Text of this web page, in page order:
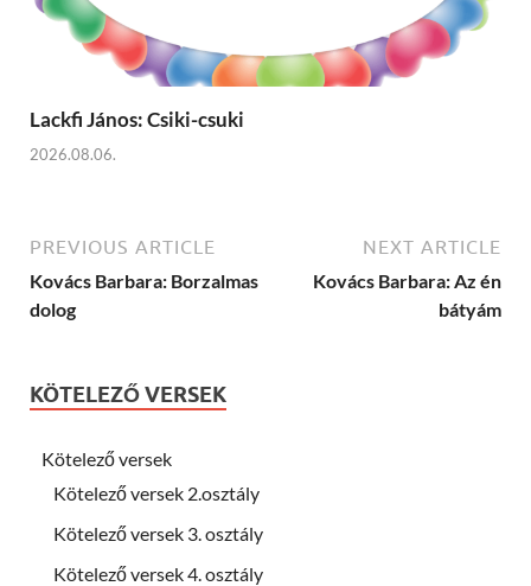
Lackfi János: Csiki-csuki
2026.08.06.
PREVIOUS ARTICLE
Kovács Barbara: Borzalmas
dolog
NEXT ARTICLE
Kovács Barbara: Az én
bátyám
KÖTELEZŐ VERSEK
Kötelező versek
Kötelező versek 2.osztály
Kötelező versek 3. osztály
Kötelező versek 4. osztály